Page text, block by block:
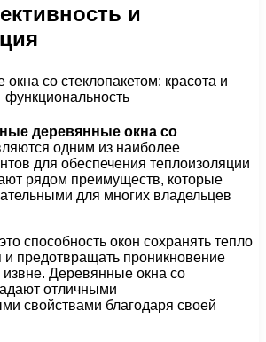
и
деревянные окна со
одним из наиболее
для обеспечения теплоизоляции
рядом преимуществ, которые
для многих владельцев
способность окон сохранять тепло
предотвращать проникновение
извне. Деревянные окна со
отличными
свойствами благодаря своей